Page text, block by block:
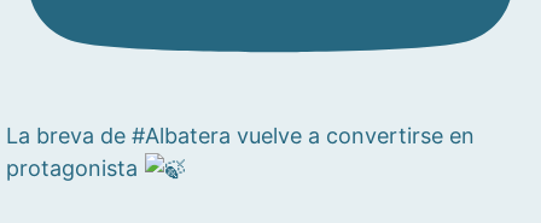
La breva de #Albatera vuelve a convertirse en
protagonista